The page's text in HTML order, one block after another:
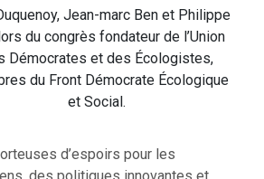
Jean-marc Ben et Philippe
du congrès fondateur de l’Union
Démocrates et des Écologistes,
du Front Démocrate Écologique
et Social.
d’espoirs pour les